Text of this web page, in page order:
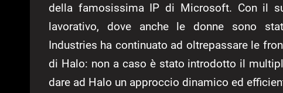
della famosissima IP di Microsoft. Con il
lavorativo, dove anche le donne sono
Industries ha continuato ad oltrepassare le
di Halo: non a caso è stato introdotto il
dare ad Halo un approccio dinamico ed